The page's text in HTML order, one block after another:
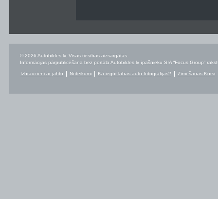
© 2026 Autobildes.lv. Visas tiesības aizsargātas.
Informācijas pārpublicēšana bez portāla Autobildes.lv īpašnieku SIA “Focus Group”
Izbraucieni ar jahtu Noteikumi Kā iegūt labas auto fotogrāfijas? Zīmēšanas Kursi